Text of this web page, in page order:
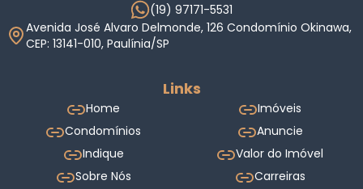
(19) 97171-5531
Avenida José Alvaro Delmonde, 126 Condomínio Okinawa,
CEP: 13141-010, Paulínia/SP
Links
Home
Imóveis
Condomínios
Anuncie
Indique
Valor do Imóvel
Sobre Nós
Carreiras